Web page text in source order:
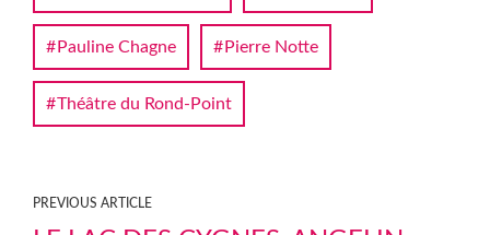
Pauline Chagne Pierre Notte
Théâtre du Rond-Point
PREVIOUS ARTICLE